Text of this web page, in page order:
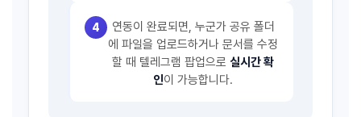
4
연동이 완료되면, 누군가 공유 폴더
에 파일을 업로드하거나 문서를 수정
할 때 텔레그램 팝업으로 실시간 확
인이 가능합니다.